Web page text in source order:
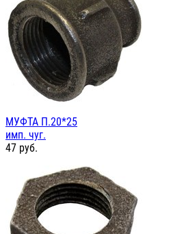
МУФТА П.20*25
имп. чуг.
47 руб.